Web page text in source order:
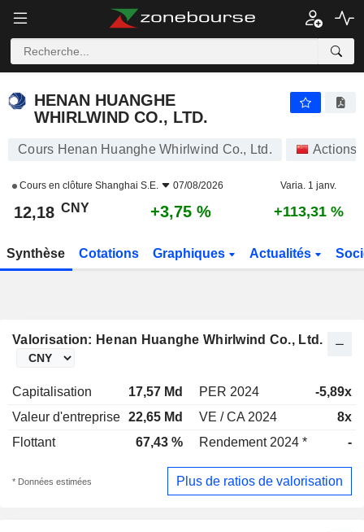
HENAN HUANGHE
WHIRLWIND CO., LTD.
Cours Henan Huanghe Whirlwind Co., Ltd. Actions
Cours en clôture Shanghai S.E. 07/08/2026 Varia. 1 janv.
12,18 CNY +3,75 % +113,31 %
Synthèse Cotations Graphiques Actualités
Valorisation: Henan Huanghe Whirlwind Co., Ltd.
Capitalisation 17,57 Md PER 2024
-5,89x
Valeur d'entreprise 22,65 Md VE / CA 2024
8x
Flottant
67,43 % Rendement 2024 * -
* Données estimées Plus de ratios de valorisation